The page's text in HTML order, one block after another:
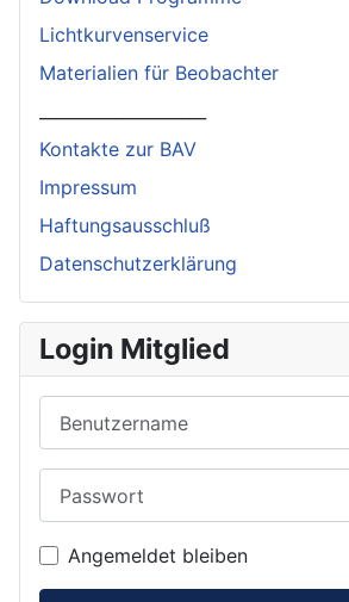
Lichtkurvenservice
Materialien für Beobachter
Kontakte zur BAV
Impressum
Haftungsausschluß
Datenschutzerklärung
Login Mitglied
Angemeldet bleiben